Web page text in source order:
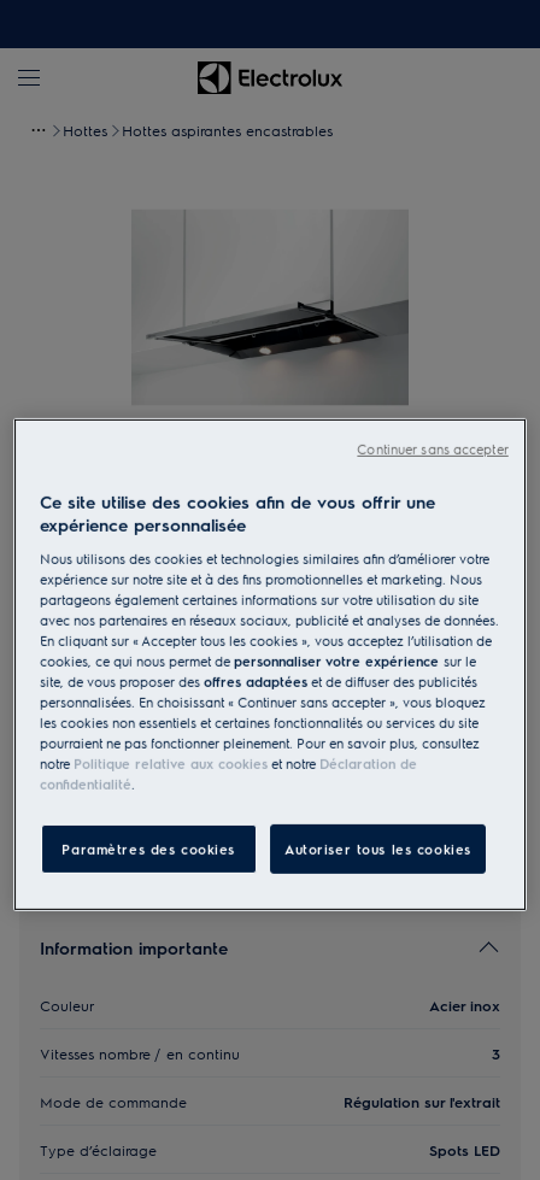
Hottes Hottes aspirantes encastrables
DAGL5545CN
Évacuation Recyclage Hotte à
visière plate A 55 cm Acier inox
4.5 (2)
EU Fiche produit
920.00 CHF
PVR incl. IVA en CHF (excl. CAR)
Information importante
Couleur Acier inox
Vitesses nombre / en continu 3
Mode de commande Régulation sur l'extrait
Type d’éclairage Spots LED
Ce site utilise des cookies afin de vous offrir une
expérience personnalisée
Nous utilisons des cookies et technologies similaires afin d’améliorer votre
expérience sur notre site et à des fins promotionnelles et marketing. Nous
partageons également certaines informations sur votre utilisation du site
avec nos partenaires en réseaux sociaux, publicité et analyses de données.
En cliquant sur « Accepter tous les cookies », vous acceptez l’utilisation de
cookies, ce qui nous permet depersonnaliser votre expériencesur le
site, de vous proposer desoffres adaptées et de diffuser des publicités
personnalisées. En choisissant « Continuer sans accepter », vous bloquez
les cookies non essentiels et certaines fonctionnalités ou services du site
pourraient ne pas fonctionner pleinement. Pour en savoir plus, consultez
notre Politique relative aux cookies et notre Déclaration de
confidentialité.
Paramètres des cookies Autoriser tous les cookies
Continuer sans accepter